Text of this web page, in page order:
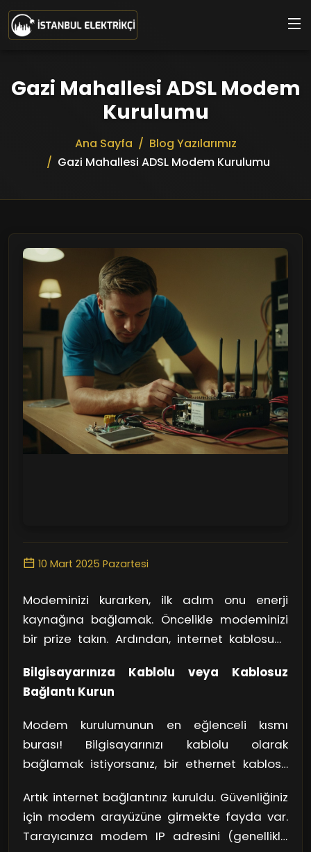
Ana içeriğe geç
Gazi Mahallesi ADSL Modem
Kurulumu
Ana Sayfa
Blog Yazılarımız
Gazi Mahallesi ADSL Modem Kurulumu
10 Mart 2025 Pazartesi
Modeminizi kurarken, ilk adım onu enerji
kaynağına bağlamak. Öncelikle modeminizi
bir prize takın. Ardından, internet kablosunu
bağlayın. Diğer ucu ise telefon hattınıza
ulaşmalı. Şimdi modeminizin açıldığından
emin olun. Çoğu modem, yanındaki LED
lambaları ile durumunu gösterir. Eğer her şey
doğruysa, internet ışığınız yanacak!
Bilgisayarınıza Kablolu veya Kablosuz
Bağlantı Kurun
Modem kurulumunun en eğlenceli kısmı
burası! Bilgisayarınızı kablolu olarak
bağlamak istiyorsanız, bir ethernet kablosu
Yoksa kablosuz bağlantı mı tercih
ediyorsunuz? Bilgisayarınızın Wi-Fi
ayarlarından modem adını bulup, şifreyi
Artık internet bağlantınız kuruldu. Güvenliğiniz
için modem arayüzüne girmekte fayda var.
Tarayıcınıza modem IP adresini (genellikle